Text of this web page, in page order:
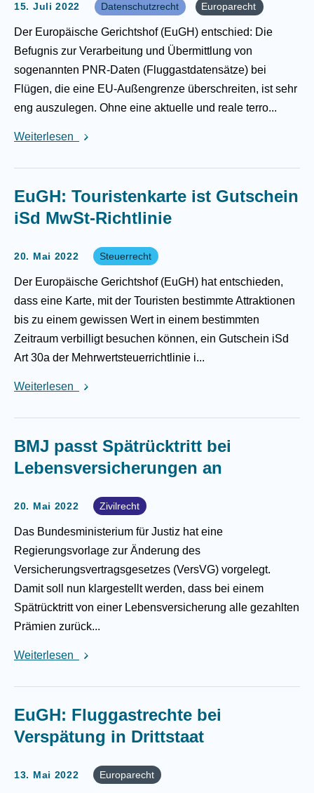
15. Juli 2022 Datenschutzrecht Europarecht
Der Europäische Gerichtshof (EuGH) entschied: Die
Befugnis zur Verarbeitung und Übermittlung von
sogenannten PNR-Daten (Fluggastdatensätze) bei
Flügen, die eine EU-Außengrenze überschreiten, ist sehr
eng auszulegen. Ohne eine aktuelle und reale terro...
Weiterlesen
EuGH: Touristenkarte ist Gutschein
iSd MwSt-Richtlinie
20. Mai 2022 Steuerrecht
Der Europäische Gerichtshof (EuGH) hat entschieden,
dass eine Karte, mit der Touristen bestimmte Attraktionen
bis zu einem gewissen Wert in einem bestimmten
Zeitraum verbilligt besuchen können, ein Gutschein iSd
Art 30a der Mehrwertsteuerrichtlinie i...
Weiterlesen
BMJ passt Spätrücktritt bei
Lebensversicherungen an
20. Mai 2022 Zivilrecht
Das Bundesministerium für Justiz hat eine
Regierungsvorlage zur Änderung des
Versicherungsvertragsgesetzes (VersVG) vorgelegt.
Damit soll nun klargestellt werden, dass bei einem
Spätrücktritt von einer Lebensversicherung alle gezahlten
Prämien zurück...
Weiterlesen
EuGH: Fluggastrechte bei
Verspätung in Drittstaat
13. Mai 2022 Europarecht